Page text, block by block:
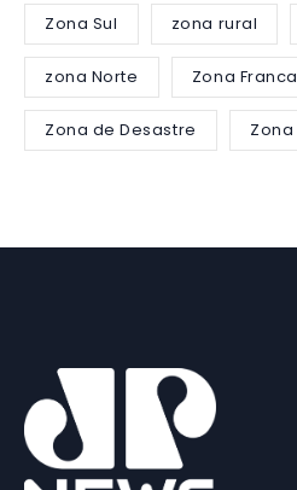
Zona Sul zona rural
zona Norte Zona
Zona de Desastre Zona